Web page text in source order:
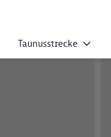
Taunusstrecke